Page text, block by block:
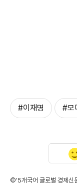
#이재명 #모
©'5개국어 글로벌 경제신